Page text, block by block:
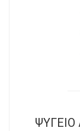
ΨΥΓΕΙΟ